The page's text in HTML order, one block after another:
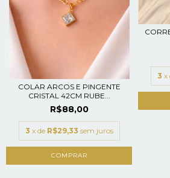
COLAR ARCOS E PINGENTE
CRISTAL 42CM RUBE...
R$88,00
3 x de R$29,33 sem juros
3 x